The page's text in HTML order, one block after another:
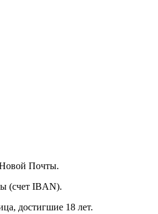
Новой Почты.
(счет IBAN).
достигшие 18 лет.